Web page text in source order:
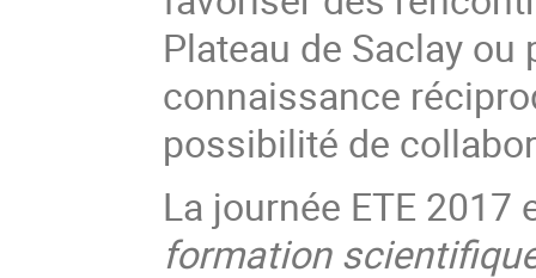
Plateau de Saclay
connaissance
possibilité de
La journée ETE
formation